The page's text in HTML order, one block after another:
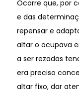
Ocorre que, por
e das
repensar e
altar o ocupava
a ser rezadas
era preciso
altar fixo, dar